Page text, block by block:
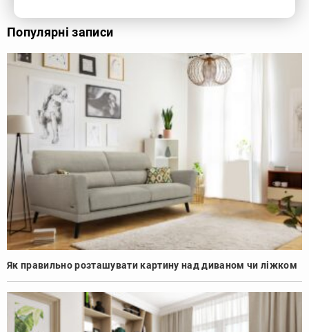
Популярні записи
Як правильно розташувати картину над диваном чи ліжком